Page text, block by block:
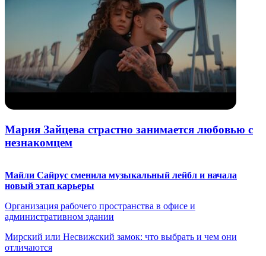
Мария Зайцева страстно занимается любовью с
незнакомцем
Майли Сайрус сменила музыкальный лейбл и начала
новый этап карьеры
Организация рабочего пространства в офисе и
административном здании
Мирский или Несвижский замок: что выбрать и чем они
отличаются